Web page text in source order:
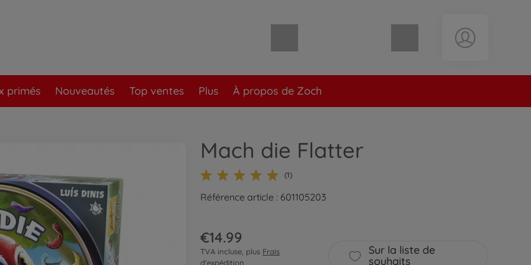
primés Nouveautés Top ventes Plus À propos de Zoch
Mach die Flatter
(1)
Référence article : 601105203
€14.99
TVA incluse, plus Frais
d'expédition
Sur la liste de
souhaits